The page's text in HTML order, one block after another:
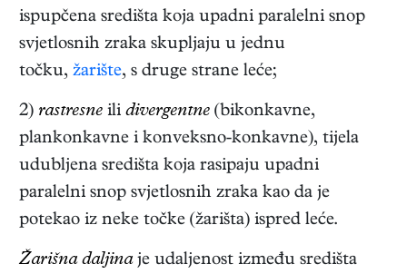
ispupčena središta koja upadni paralelni snop
svjetlosnih zraka skupljaju u jednu
točku, žarište, s druge strane leće;
2) rastresne ili divergentne (bikonkavne,
plankonkavne i konveksno-konkavne), tijela
udubljena središta koja rasipaju upadni
paralelni snop svjetlosnih zraka kao da je
potekao iz neke točke (žarišta) ispred leće.
Žarišna daljinaje udaljenost između središta